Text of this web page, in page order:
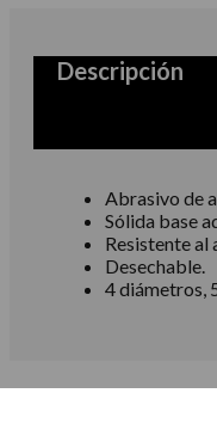
Descripción
Abrasivo de
Sólida base
Resistente al
Desechable.
4 diámetros,